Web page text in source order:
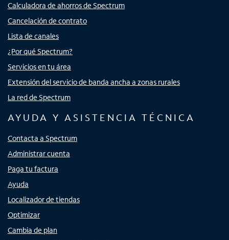
Calculadora de ahorros de Spectrum
Cancelación de contrato
Lista de canales
¿Por qué Spectrum?
Servicios en tu área
Extensión del servicio de banda ancha a zonas rurales
La red de Spectrum
AYUDA Y ASISTENCIA TÉCNICA
Contacta a Spectrum
Administrar cuenta
Paga tu factura
Ayuda
Localizador de tiendas
Optimizar
Cambia de plan